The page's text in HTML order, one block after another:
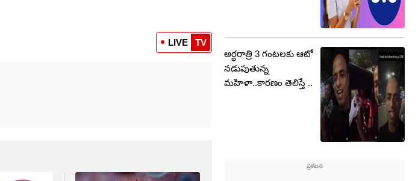
LIVE TV
అర్ధరాత్రి 3 గంటలకు ఆటో
నడుపుతున్న
మహిళా..కారణం తెలిస్తే ..